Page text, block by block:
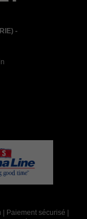
-
Paiement sécurisé